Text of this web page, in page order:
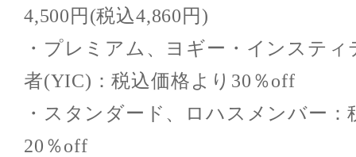
4,500円(税込4,860円)
・プレミアム、ヨギー・インステ
者(YIC)：税込価格より30％off
・スタンダード、ロハスメンバー：
20％off